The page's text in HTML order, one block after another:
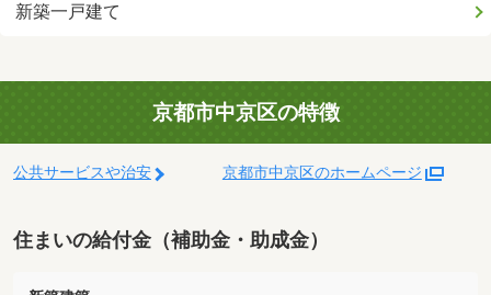
新築一戸建て
京都市中京区の特徴
公共サービスや治安 京都市中京区のホームページ
住まいの給付金（補助金・助成金）